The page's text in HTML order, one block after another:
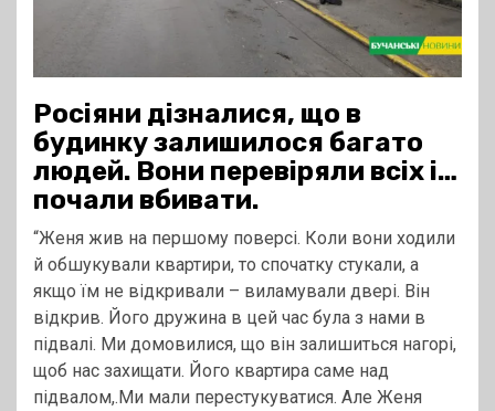
Росіяни дізналися, що в
будинку залишилося багато
людей. Вони перевіряли всіх і…
почали вбивати.
“Женя жив на першому поверсі. Коли вони ходили
й обшукували квартири, то спочатку стукали, а
якщо їм не відкривали – виламували двері. Він
відкрив. Його дружина в цей час була з нами в
підвалі. Ми домовилися, що він залишиться нагорі,
щоб нас захищати. Його квартира саме над
підвалом,.Ми мали перестукуватися. Але Женя